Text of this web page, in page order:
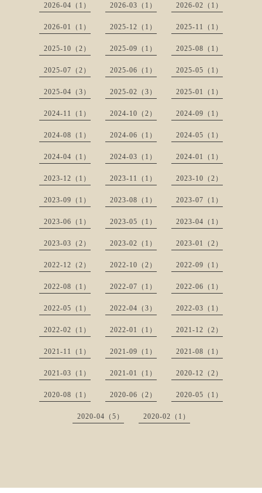
2026-04（1） 2026-03（1） 2026-02（1）
2026-01（1） 2025-12（1） 2025-11（1）
2025-10（2） 2025-09（1） 2025-08（1）
2025-07（2） 2025-06（1） 2025-05（1）
2025-04（3） 2025-02（3） 2025-01（1）
2024-11（1） 2024-10（2） 2024-09（1）
2024-08（1） 2024-06（1） 2024-05（1）
2024-04（1） 2024-03（1） 2024-01（1）
2023-12（1） 2023-11（1） 2023-10（2）
2023-09（1） 2023-08（1） 2023-07（1）
2023-06（1） 2023-05（1） 2023-04（1）
2023-03（2） 2023-02（1） 2023-01（2）
2022-12（2） 2022-10（2） 2022-09（1）
2022-08（1） 2022-07（1） 2022-06（1）
2022-05（1） 2022-04（3） 2022-03（1）
2022-02（1） 2022-01（1） 2021-12（2）
2021-11（1） 2021-09（1） 2021-08（1）
2021-03（1） 2021-01（1） 2020-12（2）
2020-08（1） 2020-06（2） 2020-05（1）
2020-04（5） 2020-02（1）